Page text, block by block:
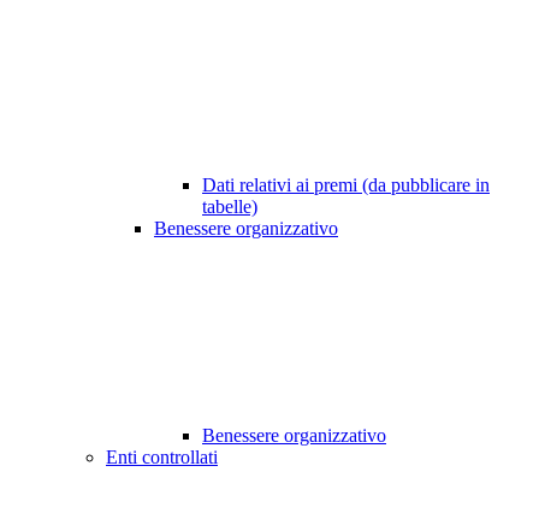
Dati relativi ai premi (da pubblicare in
tabelle)
Benessere organizzativo
Benessere organizzativo
Enti controllati